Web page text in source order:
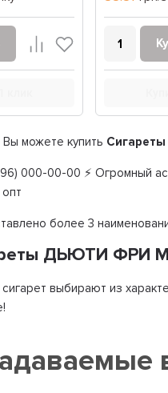
можете купить
000-00-00 ⚡ Огромный
более 3
ДЬЮТИ ФРИ
выбирают из